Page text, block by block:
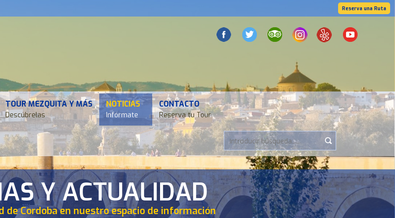
Reserva una Ruta
TOUR MEZQUITA Y MÁS
Descúbrelas
NOTICIAS
Infórmate
CONTACTO
Reserva tu Tour
Y ACTUALIDAD
de Cordoba en nuestro espacio de información